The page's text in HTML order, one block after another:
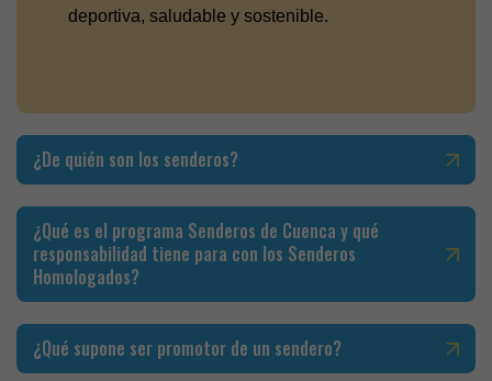
deportiva, saludable y sostenible.
¿De quién son los senderos?
¿Qué es el programa Senderos de Cuenca y qué
responsabilidad tiene para con los Senderos
Homologados?
¿Qué supone ser promotor de un sendero?